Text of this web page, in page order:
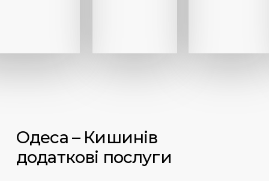
Одеса – Кишинів
додаткові послуги